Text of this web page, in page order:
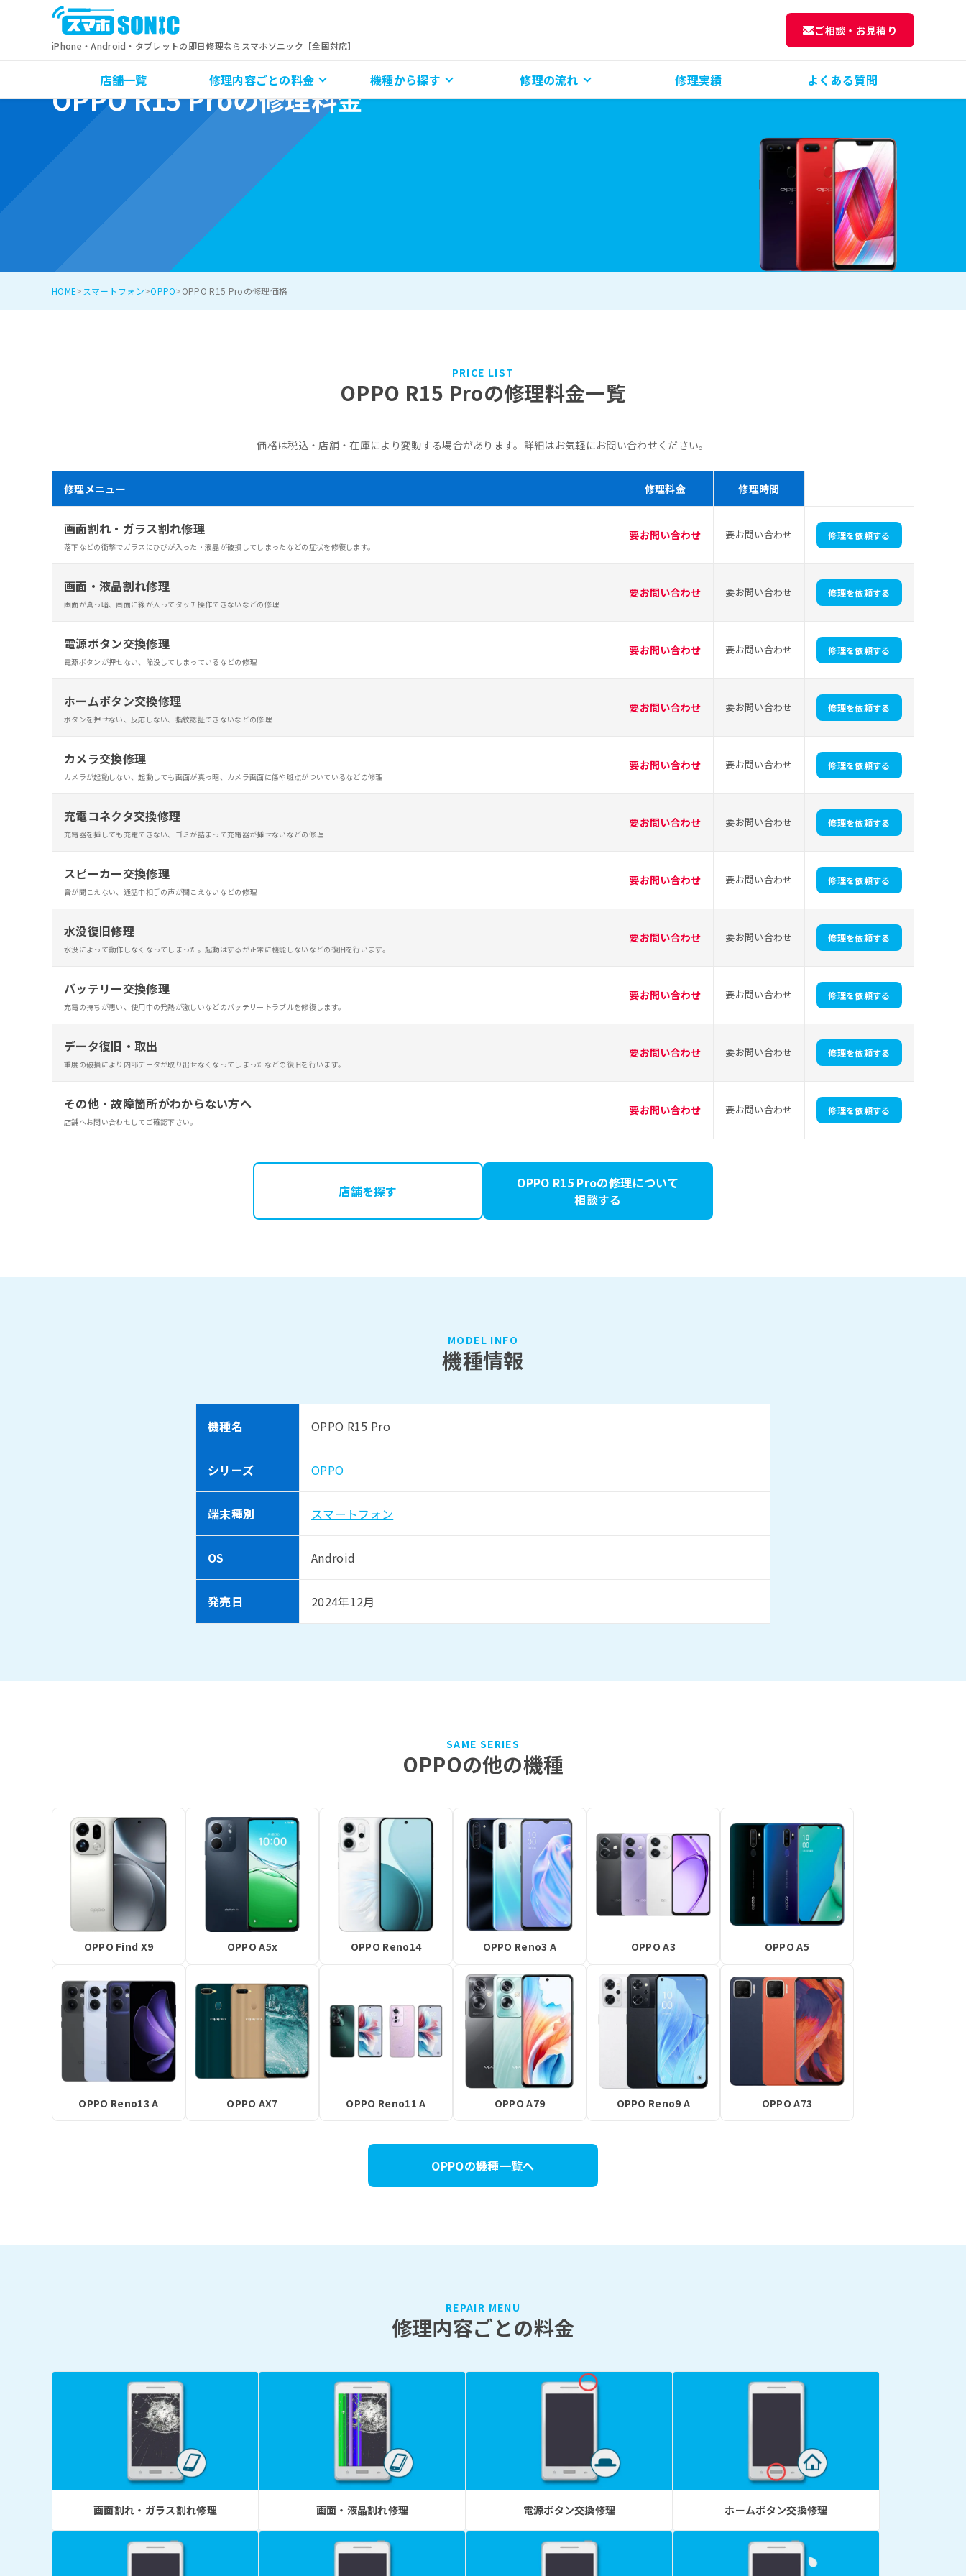
iPhone・Android・タブレットの即日修理ならスマホソニック【全国対応】
ご相談・お見積り
店舗一覧 修理内容ごとの料金 機種から探す 修理の流れ 修理実績 よくある質問
OPPO R15 Proの修理料金
HOME スマートフォン OPPO OPPO R15 Proの修理価格
PRICE LIST
OPPO R15 Proの修理料金一覧
価格は税込・店舗・在庫により変動する場合があります。詳細はお気軽にお問い合わせください。
修理メニュー 修理料金 修理時間
画面割れ・ガラス割れ修理
落下などの衝撃でガラスにひびが入った・液晶が破損してしまったなどの症状を修復します。
要お問い合わせ 要お問い合わせ 修理を依頼する
画面・液晶割れ修理
画面が真っ暗、画面に線が入ってタッチ操作できないなどの修理
要お問い合わせ 要お問い合わせ 修理を依頼する
電源ボタン交換修理
電源ボタンが押せない、陥没してしまっているなどの修理
要お問い合わせ 要お問い合わせ 修理を依頼する
ホームボタン交換修理
ボタンを押せない、反応しない、指紋認証できないなどの修理
要お問い合わせ 要お問い合わせ 修理を依頼する
カメラ交換修理
カメラが起動しない、起動しても画面が真っ暗、カメラ画面に傷や斑点がついているなどの修理
要お問い合わせ 要お問い合わせ 修理を依頼する
充電コネクタ交換修理
充電器を挿しても充電できない、ゴミが詰まって充電器が挿せないなどの修理
要お問い合わせ 要お問い合わせ 修理を依頼する
スピーカー交換修理
音が聞こえない、通話中相手の声が聞こえないなどの修理
要お問い合わせ 要お問い合わせ 修理を依頼する
水没復旧修理
水没によって動作しなくなってしまった。起動はするが正常に機能しないなどの復旧を行います。
要お問い合わせ 要お問い合わせ 修理を依頼する
バッテリー交換修理
充電の持ちが悪い、使用中の発熱が激しいなどのバッテリートラブルを修復します。
要お問い合わせ 要お問い合わせ 修理を依頼する
データ復旧・取出
重度の破損により内部データが取り出せなくなってしまったなどの復旧を行います。
要お問い合わせ 要お問い合わせ 修理を依頼する
その他・故障箇所がわからない方へ
店舗へお問い合わせしてご確認下さい。
要お問い合わせ 要お問い合わせ 修理を依頼する
店舗を探す
OPPO R15 Proの修理について
相談する
MODEL INFO
機種情報
機種名 OPPO R15 Pro
シリーズ OPPO
端末種別 スマートフォン
OS Android
発売日 2024年12月
SAME SERIES
OPPOの他の機種
OPPO Find X9 OPPO A5x OPPO Reno14 OPPO Reno3 A OPPO A3 OPPO A5
OPPO Reno13 A OPPO AX7 OPPO Reno11 A OPPO A79 OPPO Reno9 A OPPO A73
OPPOの機種一覧へ
REPAIR MENU
修理内容ごとの料金
画面割れ・ガラス割れ修理 画面・液晶割れ修理 電源ボタン交換修理 ホームボタン交換修理